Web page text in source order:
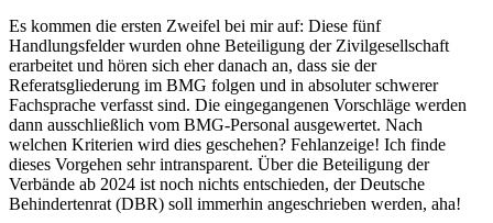
Es kommen die ersten Zweifel bei mir auf: Diese fünf
Handlungsfelder wurden ohne Beteiligung der Zivilgesellschaft
erarbeitet und hören sich eher danach an, dass sie der
Referatsgliederung im BMG folgen und in absoluter schwerer
Fachsprache verfasst sind. Die eingegangenen Vorschläge werden
dann ausschließlich vom BMG-Personal ausgewertet. Nach
welchen Kriterien wird dies geschehen? Fehlanzeige! Ich finde
dieses Vorgehen sehr intransparent. Über die Beteiligung der
Verbände ab 2024 ist noch nichts entschieden, der Deutsche
Behindertenrat (DBR) soll immerhin angeschrieben werden, aha!